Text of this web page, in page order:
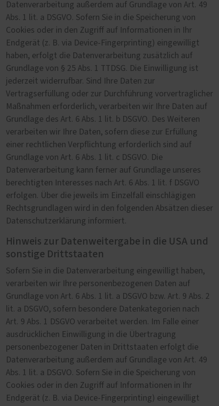
Datenverarbeitung außerdem auf Grundlage von Art. 49
Abs. 1 lit. a DSGVO. Sofern Sie in die Speicherung von
Cookies oder in den Zugriff auf Informationen in Ihr
Endgerät (z. B. via Device-Fingerprinting) eingewilligt
haben, erfolgt die Datenverarbeitung zusätzlich auf
Grundlage von § 25 Abs. 1 TTDSG. Die Einwilligung ist
jederzeit widerrufbar. Sind Ihre Daten zur
Vertragserfüllung oder zur Durchführung vorvertraglicher
Maßnahmen erforderlich, verarbeiten wir Ihre Daten auf
Grundlage des Art. 6 Abs. 1 lit. b DSGVO. Des Weiteren
verarbeiten wir Ihre Daten, sofern diese zur Erfüllung
einer rechtlichen Verpflichtung erforderlich sind auf
Grundlage von Art. 6 Abs. 1 lit. c DSGVO. Die
Datenverarbeitung kann ferner auf Grundlage unseres
berechtigten Interesses nach Art. 6 Abs. 1 lit. f DSGVO
erfolgen. Über die jeweils im Einzelfall einschlägigen
Rechtsgrundlagen wird in den folgenden Absätzen dieser
Datenschutzerklärung informiert.
Hinweis zur Datenweitergabe in die USA und
sonstige Drittstaaten
Sofern Sie in die Datenverarbeitung eingewilligt haben,
verarbeiten wir Ihre personenbezogenen Daten auf
Grundlage von Art. 6 Abs. 1 lit. a DSGVO bzw. Art. 9 Abs. 2
lit. a DSGVO, sofern besondere Datenkategorien nach
Art. 9 Abs. 1 DSGVO verarbeitet werden. Im Falle einer
ausdrücklichen Einwilligung in die Übertragung
personenbezogener Daten in Drittstaaten erfolgt die
Datenverarbeitung außerdem auf Grundlage von Art. 49
Abs. 1 lit. a DSGVO. Sofern Sie in die Speicherung von
Cookies oder in den Zugriff auf Informationen in Ihr
Endgerät (z. B. via Device-Fingerprinting) eingewilligt